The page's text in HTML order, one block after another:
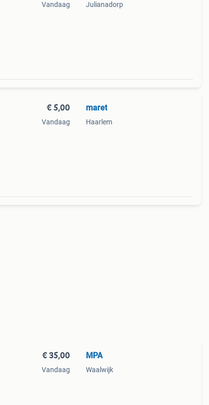
Vandaag Julianadorp
€ 5,00
Vandaag
maret
Haarlem
€ 35,00
Vandaag
MPA
Waalwijk